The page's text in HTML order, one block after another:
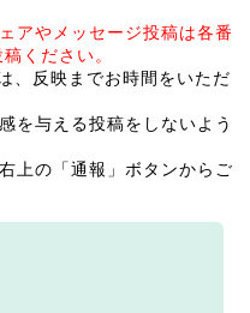
アやメッセージ投稿は各番
ください。
、反映までお時間をいただ
を与える投稿をしないよう
上の「通報」ボタンからご